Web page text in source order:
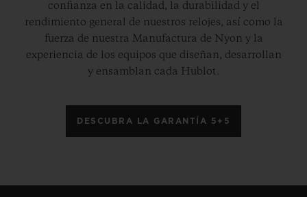
confianza en la calidad, la durabilidad y el
rendimiento general de nuestros relojes, así como la
fuerza de nuestra Manufactura de Nyon y la
experiencia de los equipos que diseñan, desarrollan
y ensamblan cada Hublot.
DESCUBRA LA GARANTÍA 5+5